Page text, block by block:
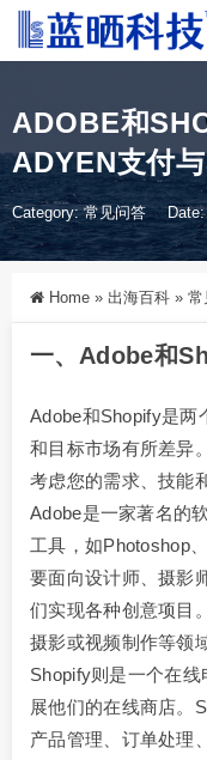
ADOBE和
ADYEN支付
Category:常见问答
Home » 出海百科 » 常
一、Adobe和
Adobe和Shopify是两
和目标市场有所差异
考虑您的需求、技能
Adobe是一家著名的
工具，如Photoshop
要面向设计师、摄影
们实现各种创意项目
摄影或视频制作等领
Shopify则是一个在
展他们的在线商店。
产品管理、订单处理